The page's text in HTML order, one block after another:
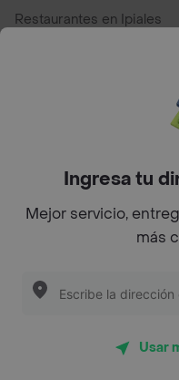
Restaurantes en Ipiales
Top Marcas y
Encuéntranos en
App Store
Restaurantes cerca de
Ingresa tu
Mejor servicio,
más
Usar